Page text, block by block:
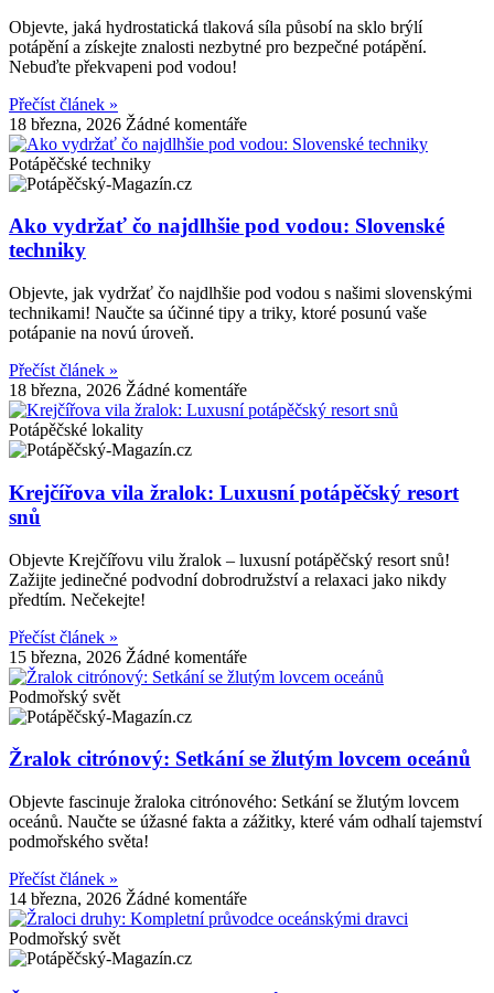
Objevte, jaká hydrostatická tlaková síla působí na sklo brýlí
potápění a získejte znalosti nezbytné pro bezpečné potápění.
Nebuďte překvapeni pod vodou!
Přečíst článek »
18 března, 2026 Žádné komentáře
Potápěčské techniky
Ako vydržať čo najdlhšie pod vodou: Slovenské
techniky
Objevte, jak vydržať čo najdlhšie pod vodou s našimi slovenskými
technikami! Naučte sa účinné tipy a triky, ktoré posunú vaše
potápanie na novú úroveň.
Přečíst článek »
18 března, 2026 Žádné komentáře
Potápěčské lokality
Krejčířova vila žralok: Luxusní potápěčský resort
snů
Objevte Krejčířovu vilu žralok – luxusní potápěčský resort snů!
Zažijte jedinečné podvodní dobrodružství a relaxaci jako nikdy
předtím. Nečekejte!
Přečíst článek »
15 března, 2026 Žádné komentáře
Podmořský svět
Žralok citrónový: Setkání se žlutým lovcem oceánů
Objevte fascinuje žraloka citrónového: Setkání se žlutým lovcem
oceánů. Naučte se úžasné fakta a zážitky, které vám odhalí tajemství
podmořského světa!
Přečíst článek »
14 března, 2026 Žádné komentáře
Podmořský svět